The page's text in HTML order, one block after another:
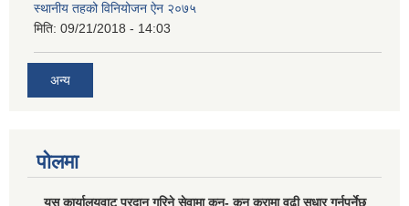
स्थानीय तहको विनियोजन ऐन २०७५
मिति: 09/21/2018 - 14:03
अन्य
पोलमा
यस कार्यालयवाट प्रदान गरिने सेवामा कुन- कुन कुरामा वढी सुधार गर्नुपर्नेछ